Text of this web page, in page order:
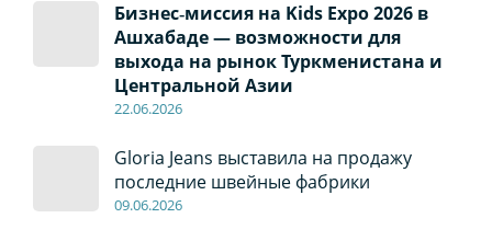
Бизнес‑миссия на Kids Expo 2026 в
Ашхабаде — возможности для
выхода на рынок Туркменистана и
Центральной Азии
22.06.2026
Gloria Jeans выставила на продажу
последние швейные фабрики
09.06.2026